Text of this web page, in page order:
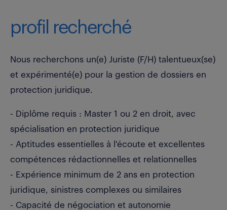
profil recherché
Nous recherchons un(e) Juriste (F/H) talentueux(se)
et expérimenté(e) pour la gestion de dossiers en
protection juridique.
- Diplôme requis : Master 1 ou 2 en droit, avec
spécialisation en protection juridique
- Aptitudes essentielles à l'écoute et excellentes
compétences rédactionnelles et relationnelles
- Expérience minimum de 2 ans en protection
juridique, sinistres complexes ou similaires
- Capacité de négociation et autonomie